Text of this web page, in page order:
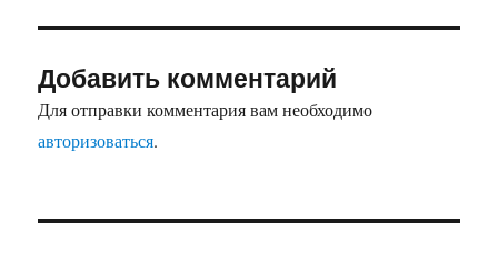
Добавить комментарий
Для отправки комментария вам необходимо
авторизоваться.